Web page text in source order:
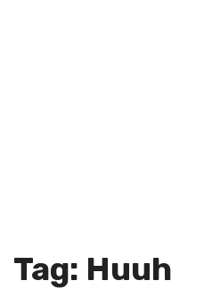
Tag: Huuh